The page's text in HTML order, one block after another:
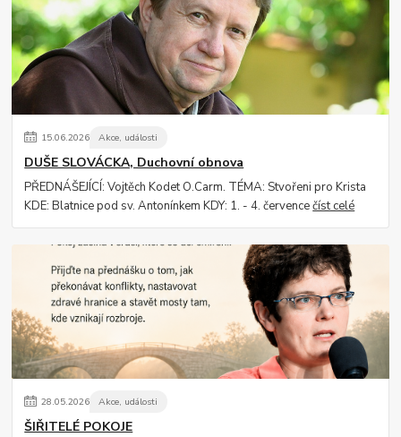
15.06.2026 Akce, události
DUŠE SLOVÁCKA, Duchovní obnova
PŘEDNÁŠEJÍCÍ: Vojtěch Kodet O.Carm. TÉMA: Stvořeni pro Krista
KDE: Blatnice pod sv. Antonínkem KDY: 1. - 4. červencečíst celé
28.05.2026 Akce, události
ŠIŘITELÉ POKOJE